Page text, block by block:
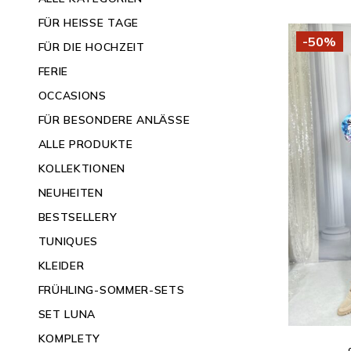
-50%
FÜR HEISSE TAGE
FÜR DIE HOCHZEIT
FERIE
OCCASIONS
FÜR BESONDERE ANLÄSSE
ALLE PRODUKTE
KOLLEKTIONEN
NEUHEITEN
BESTSELLERY
TUNIQUES
KLEIDER
FRÜHLING-SOMMER-SETS
SET LUNA
KOMPLETY